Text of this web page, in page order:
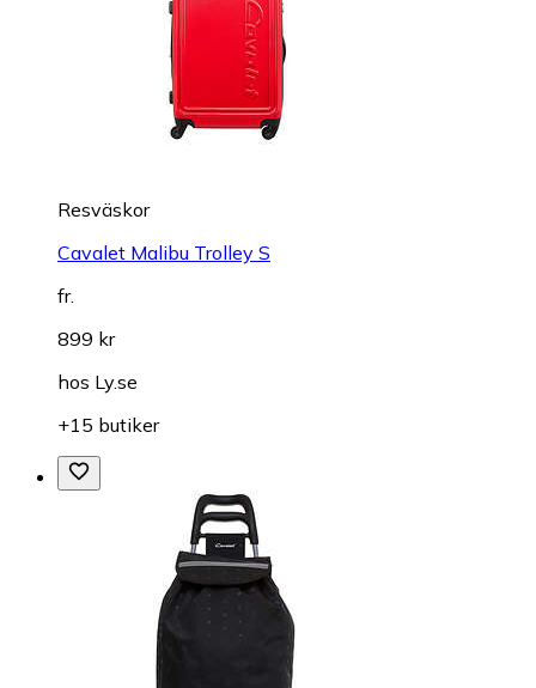
Resväskor
Cavalet Malibu Trolley S
fr.
899 kr
hos Ly.se
+15 butiker